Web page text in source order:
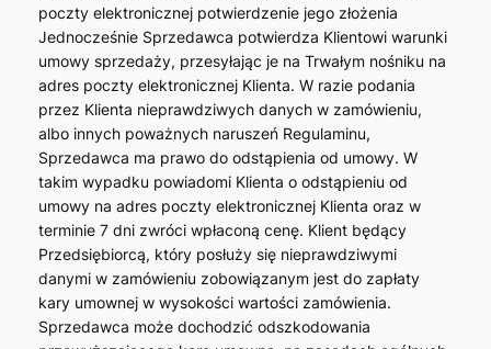
poczty elektronicznej potwierdzenie jego złożenia
Jednocześnie Sprzedawca potwierdza Klientowi warunki
umowy sprzedaży, przesyłając je na Trwałym nośniku na
adres poczty elektronicznej Klienta. W razie podania
przez Klienta nieprawdziwych danych w zamówieniu,
albo innych poważnych naruszeń Regulaminu,
Sprzedawca ma prawo do odstąpienia od umowy. W
takim wypadku powiadomi Klienta o odstąpieniu od
umowy na adres poczty elektronicznej Klienta oraz w
terminie 7 dni zwróci wpłaconą cenę. Klient będący
Przedsiębiorcą, który posłuży się nieprawdziwymi
danymi w zamówieniu zobowiązanym jest do zapłaty
kary umownej w wysokości wartości zamówienia.
Sprzedawca może dochodzić odszkodowania